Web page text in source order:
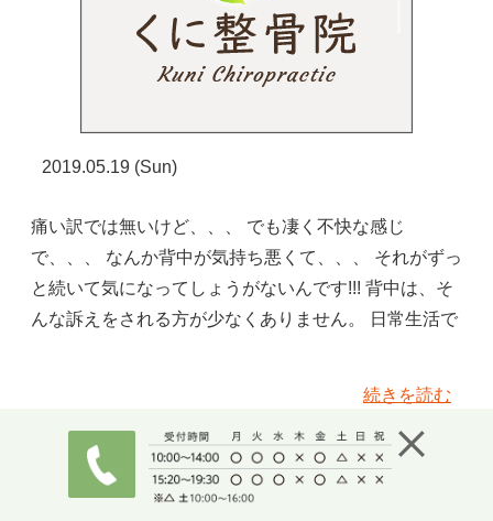
2019.05.19 (Sun)
痛い訳では無いけど、、、 でも凄く不快な感じ
で、、、 なんか背中が気持ち悪くて、、、 それがずっ
と続いて気になってしょうがないんです!!! 背中は、そ
んな訴えをされる方が少なくありません。 日常生活で
続きを読む
疲労回復ストレッチ